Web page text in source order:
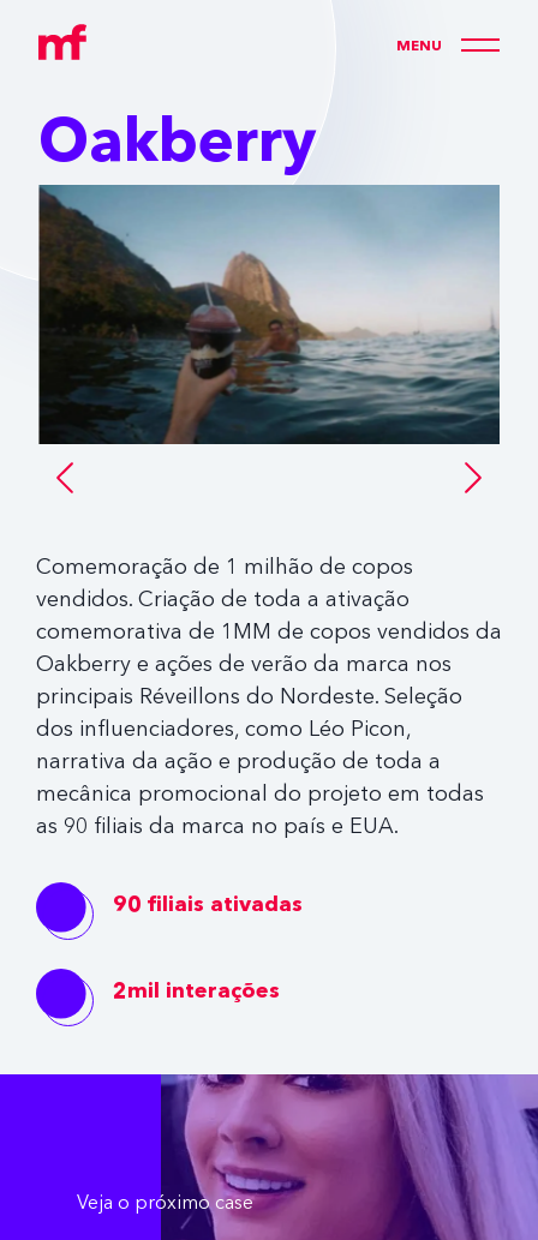
M E N U
Oakberry
Comemoração de 1 milhão de copos
vendidos. Criação de toda a ativação
comemorativa de 1MM de copos vendidos da
Oakberry e ações de verão da marca nos
principais Réveillons do Nordeste. Seleção
dos influenciadores, como Léo Picon,
narrativa da ação e produção de toda a
mecânica promocional do projeto em todas
as 90 filiais da marca no país e EUA.
90 filiais ativadas
2mil interações
Veja o próximo case